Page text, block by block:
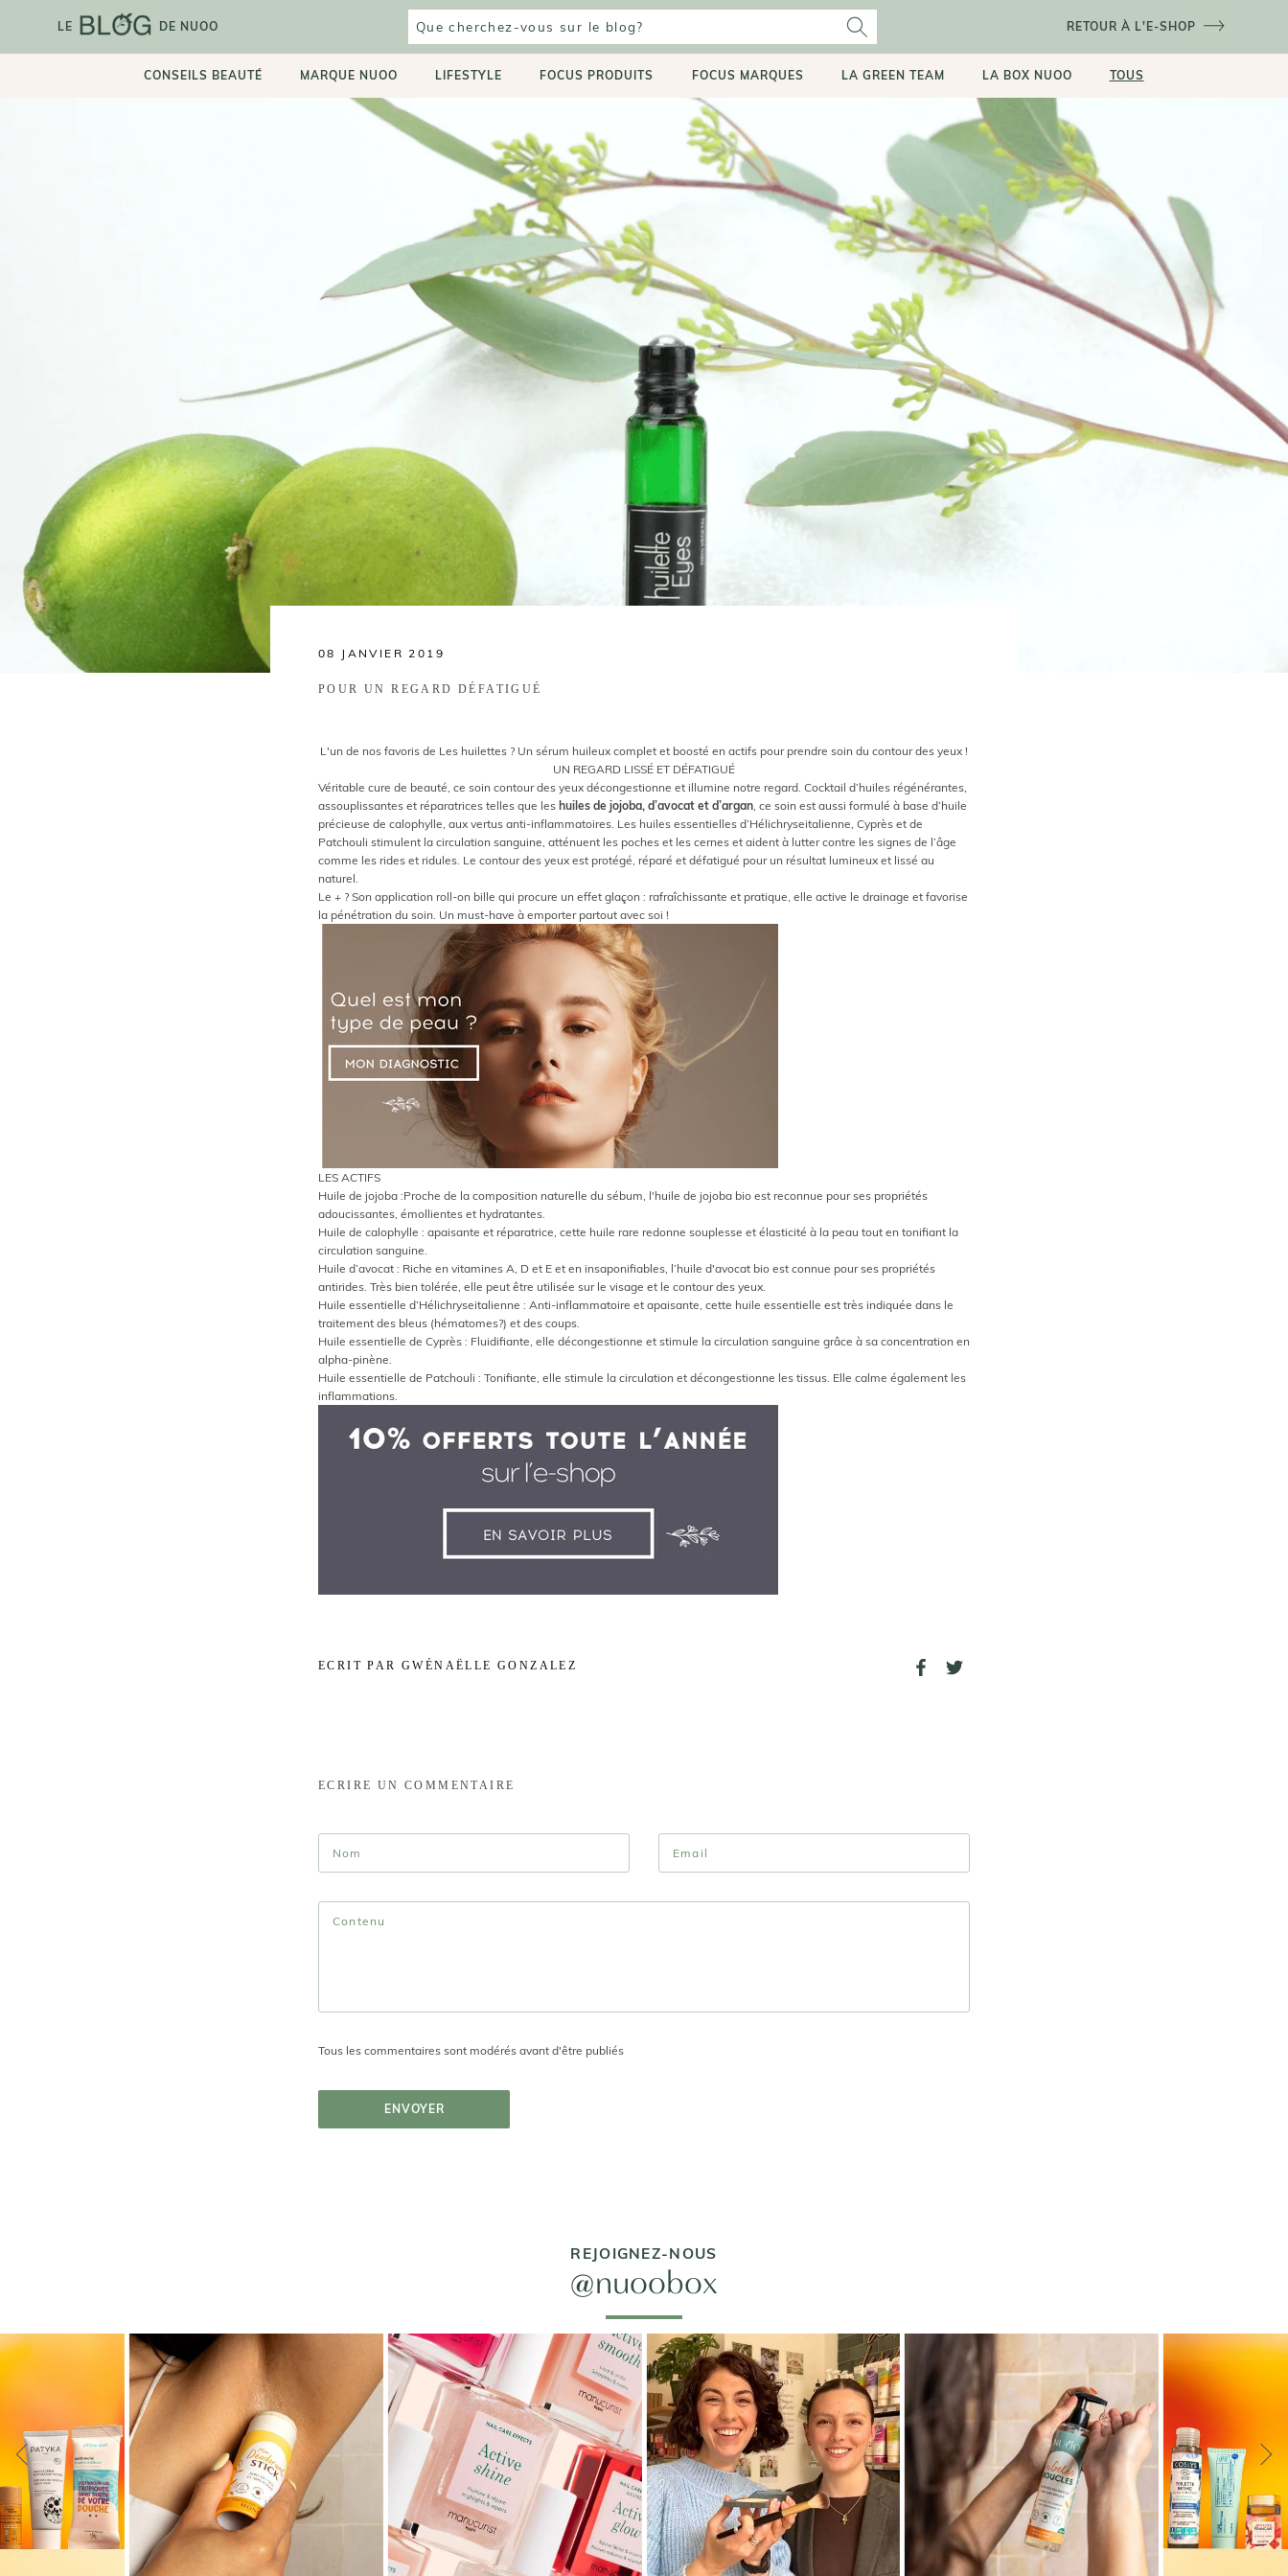
LE DE NUOO RETOUR À L'E-SHOP
CONSEILS BEAUTÉ MARQUE NUOO LIFESTYLE FOCUS PRODUITS FOCUS MARQUES LA GREEN TEAM LA BOX NUOO TOUS
08 JANVIER 2019
POUR UN REGARD DÉFATIGUÉ
L'un de nos favoris de Les huilettes ? Un sérum huileux complet et boosté en actifs pour prendre soin du contour des yeux !
UN REGARD LISSÉ ET DÉFATIGUÉ
Véritable cure de beauté, ce soin contour des yeux décongestionne et illumine notre regard. Cocktail d’huiles régénérantes,
assouplissantes et réparatrices telles que les huiles de jojoba, d’avocat et d’argan, ce soin est aussi formulé à base d’huile
précieuse de calophylle, aux vertus anti-inflammatoires. Les huiles essentielles d’Hélichryseitalienne, Cyprès et de
Patchouli stimulent la circulation sanguine, atténuent les poches et les cernes et aident à lutter contre les signes de l’âge
comme les rides et ridules. Le contour des yeux est protégé, réparé et défatigué pour un résultat lumineux et lissé au
naturel.
Le + ? Son application roll-on bille qui procure un effet glaçon : rafraîchissante et pratique, elle active le drainage et favorise
la pénétration du soin. Un must-have à emporter partout avec soi !
LES ACTIFS
Huile de jojoba :Proche de la composition naturelle du sébum, l'huile de jojoba bio est reconnue pour ses propriétés
adoucissantes, émollientes et hydratantes.
Huile de calophylle : apaisante et réparatrice, cette huile rare redonne souplesse et élasticité à la peau tout en tonifiant la
circulation sanguine.
Huile d’avocat : Riche en vitamines A, D et E et en insaponifiables, l’huile d'avocat bio est connue pour ses propriétés
antirides. Très bien tolérée, elle peut être utilisée sur le visage et le contour des yeux.
Huile essentielle d’Hélichryseitalienne : Anti-inflammatoire et apaisante, cette huile essentielle est très indiquée dans le
traitement des bleus (hématomes?) et des coups.
Huile essentielle de Cyprès : Fluidifiante, elle décongestionne et stimule la circulation sanguine grâce à sa concentration en
alpha-pinène.
Huile essentielle de Patchouli : Tonifiante, elle stimule la circulation et décongestionne les tissus. Elle calme également les
inflammations.
ECRIT PAR GWÉNAËLLE GONZALEZ
ECRIRE UN COMMENTAIRE
Tous les commentaires sont modérés avant d'être publiés
ENVOYER
REJOIGNEZ-NOUS
@nuoobox